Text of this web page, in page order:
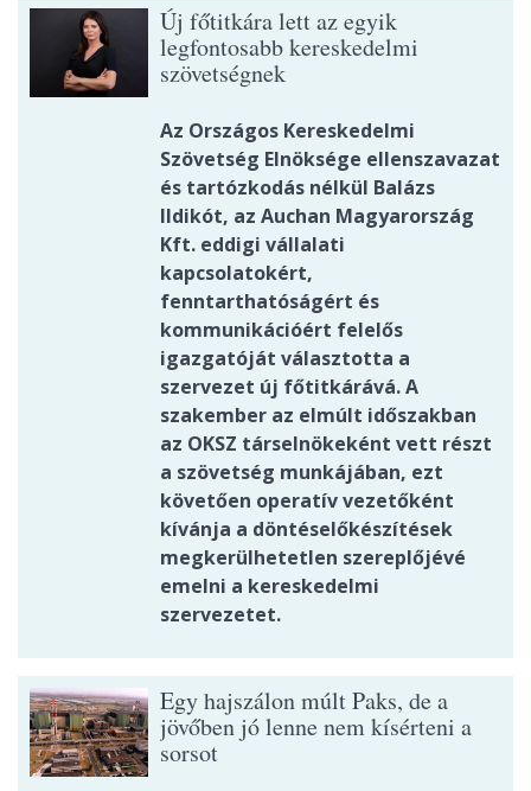
Új főtitkára lett az egyik
legfontosabb kereskedelmi
szövetségnek
Az Országos Kereskedelmi
Szövetség Elnöksége ellenszavazat
és tartózkodás nélkül Balázs
Ildikót, az Auchan Magyarország
Kft. eddigi vállalati
kapcsolatokért,
fenntarthatóságért és
kommunikációért felelős
igazgatóját választotta a
szervezet új főtitkárává. A
szakember az elmúlt időszakban
az OKSZ társelnökeként vett részt
a szövetség munkájában, ezt
követően operatív vezetőként
kívánja a döntéselőkészítések
megkerülhetetlen szereplőjévé
emelni a kereskedelmi
szervezetet.
Egy hajszálon múlt Paks, de a
jövőben jó lenne nem kísérteni a
sorsot